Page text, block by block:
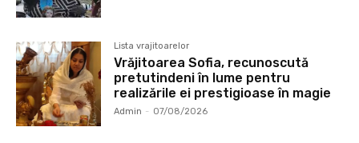
Lista vrajitoarelor
Vrăjitoarea Sofia, recunoscută
pretutindeni în lume pentru
realizările ei prestigioase în magie
Admin - 07/08/2026